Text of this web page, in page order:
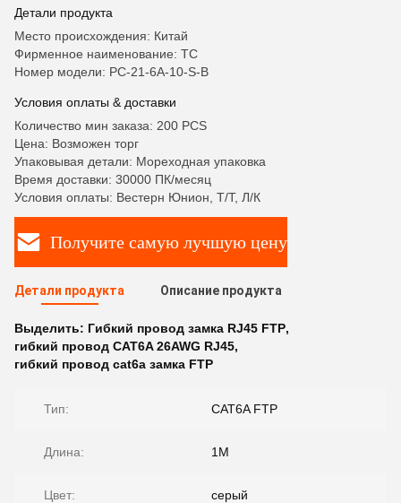
Детали продукта
Место происхождения: Китай
Фирменное наименование: TC
Номер модели: PC-21-6A-10-S-B
Условия оплаты & доставки
Количество мин заказа: 200 PCS
Цена: Возможен торг
Упаковывая детали: Мореходная упаковка
Время доставки: 30000 ПК/месяц
Условия оплаты: Вестерн Юнион, Т/Т, Л/К
Получите самую лучшую цену
Детали продукта Описание продукта
Выделить: Гибкий провод замка RJ45 FTP,
гибкий провод CAT6A 26AWG RJ45,
гибкий провод cat6a замка FTP
Тип: CAT6A FTP
Длина: 1M
Цвет: серый